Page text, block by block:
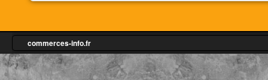
commerces-info.fr